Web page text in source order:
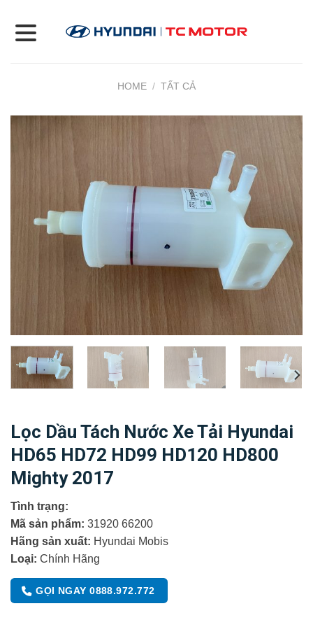
content
HOME / TẤT CẢ
Lọc Dầu Tách Nước Xe Tải Hyundai
HD65 HD72 HD99 HD120 HD800
Mighty 2017
Tình trạng:
Mã sản phẩm: 31920 66200
Hãng sản xuất: Hyundai Mobis
Loại: Chính Hãng
GỌI NGAY 0888.972.772